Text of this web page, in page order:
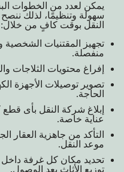
يمكن لعدد من الخطوات
سهولة وتنظيمًا، لذلك ننصح
النقل بوقت كافٍ من خلال:
تجهيز المقتنيات الشخصية
منفصلة.
إفراغ محتويات الثلاجات
تصوير توصيلات الأجهزة
الحاجة.
إبلاغ شركة النقل بأى
عناية خاصة.
التأكد من جاهزية العقار
موعد النقل.
تحديد مكان كل غرفة داخل
توزيع الأثاث بعد الوصول.